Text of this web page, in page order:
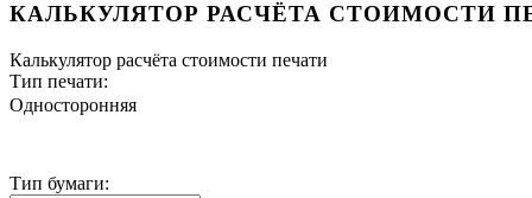
КАЛЬКУЛЯТОР РАСЧЁТА СТОИМОСТИ
Калькулятор расчёта стоимости печати
Тип печати:
Односторонняя
Тип бумаги: